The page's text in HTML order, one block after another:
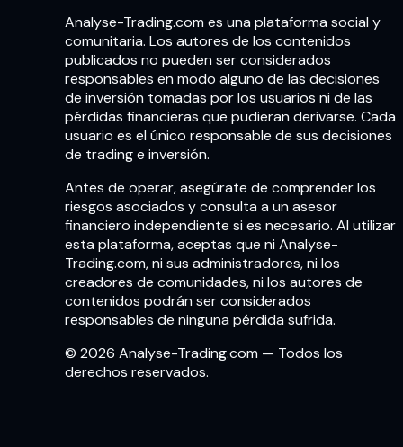
Analyse-Trading.com es una plataforma social y
comunitaria. Los autores de los contenidos
publicados no pueden ser considerados
responsables en modo alguno de las decisiones
de inversión tomadas por los usuarios ni de las
pérdidas financieras que pudieran derivarse. Cada
usuario es el único responsable de sus decisiones
de trading e inversión.
Antes de operar, asegúrate de comprender los
riesgos asociados y consulta a un asesor
financiero independiente si es necesario. Al utilizar
esta plataforma, aceptas que ni Analyse-
Trading.com, ni sus administradores, ni los
creadores de comunidades, ni los autores de
contenidos podrán ser considerados
responsables de ninguna pérdida sufrida.
© 2026 Analyse-Trading.com — Todos los
derechos reservados.